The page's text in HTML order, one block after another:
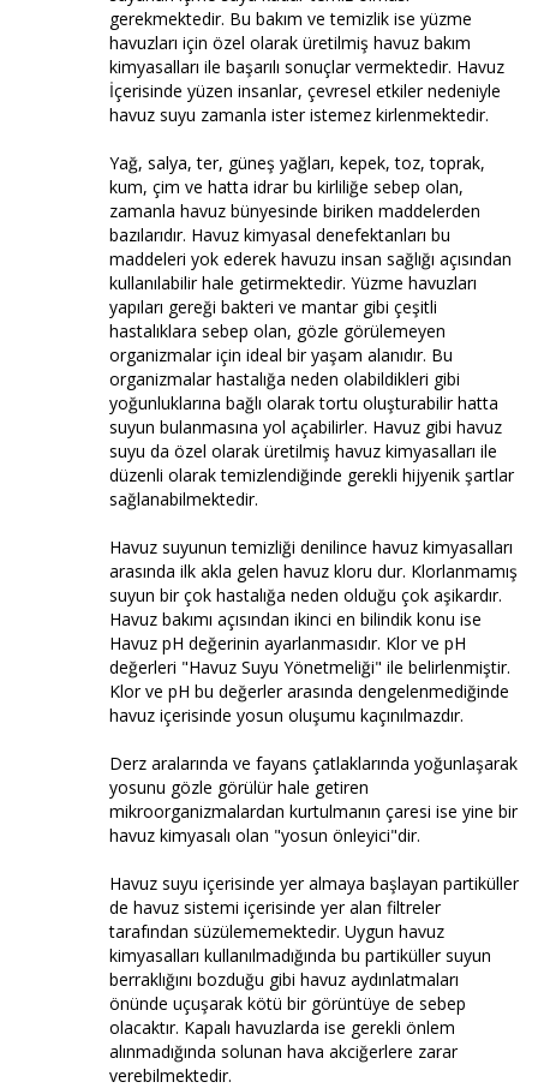
gerekmektedir. Bu bakım ve temizlik ise yüzme
havuzları için özel olarak üretilmiş havuz bakım
kimyasalları ile başarılı sonuçlar vermektedir. Havuz
İçerisinde yüzen insanlar, çevresel etkiler nedeniyle
havuz suyu zamanla ister istemez kirlenmektedir.
Yağ, salya, ter, güneş yağları, kepek, toz, toprak,
kum, çim ve hatta idrar bu kirliliğe sebep olan,
zamanla havuz bünyesinde biriken maddelerden
bazılarıdır. Havuz kimyasal denefektanları bu
maddeleri yok ederek havuzu insan sağlığı açısından
kullanılabilir hale getirmektedir. Yüzme havuzları
yapıları gereği bakteri ve mantar gibi çeşitli
hastalıklara sebep olan, gözle görülemeyen
organizmalar için ideal bir yaşam alanıdır. Bu
organizmalar hastalığa neden olabildikleri gibi
yoğunluklarına bağlı olarak tortu oluşturabilir hatta
suyun bulanmasına yol açabilirler. Havuz gibi havuz
suyu da özel olarak üretilmiş havuz kimyasalları ile
düzenli olarak temizlendiğinde gerekli hijyenik şartlar
sağlanabilmektedir.
Havuz suyunun temizliği denilince havuz kimyasalları
arasında ilk akla gelen havuz kloru dur. Klorlanmamış
suyun bir çok hastalığa neden olduğu çok aşikardır.
Havuz bakımı açısından ikinci en bilindik konu ise
Havuz pH değerinin ayarlanmasıdır. Klor ve pH
değerleri "Havuz Suyu Yönetmeliği" ile belirlenmiştir.
Klor ve pH bu değerler arasında dengelenmediğinde
havuz içerisinde yosun oluşumu kaçınılmazdır.
Derz aralarında ve fayans çatlaklarında yoğunlaşarak
yosunu gözle görülür hale getiren
mikroorganizmalardan kurtulmanın çaresi ise yine bir
havuz kimyasalı olan "yosun önleyici"dir.
Havuz suyu içerisinde yer almaya başlayan partiküller
de havuz sistemi içerisinde yer alan filtreler
tarafından süzülememektedir. Uygun havuz
kimyasalları kullanılmadığında bu partiküller suyun
berraklığını bozduğu gibi havuz aydınlatmaları
önünde uçuşarak kötü bir görüntüye de sebep
olacaktır. Kapalı havuzlarda ise gerekli önlem
alınmadığında solunan hava akciğerlere zarar
verebilmektedir.